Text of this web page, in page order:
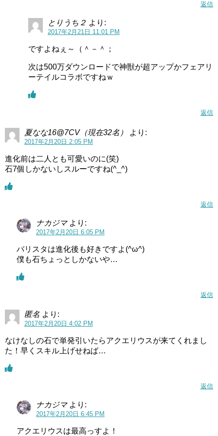
返信
とりうち２ より:
2017年2月21日 11:01 PM
ですよねぇ～（＾－＾；
次は500万ダウンロードで神獣が超アップかフェアリ
ーテイルコラボですねｗ
返信
夏なな16@7CV（現在32名） より:
2017年2月20日 2:05 PM
進化前は二人とも可愛いのに(笑)
石7個しかないしスルーですね(^_^)
返信
ナカジマ より:
2017年2月20日 6:05 PM
バリスタは進化後も好きですよ(^ω^)
僕も石ちょっとしかないや…
返信
匿名 より:
2017年2月20日 4:02 PM
なけなしの石で単発引いたらアクエリウスが来てくれまし
た！早くスキル上げせねば…
返信
ナカジマ より:
2017年2月20日 6:45 PM
アクエリウスは最高っすよ！